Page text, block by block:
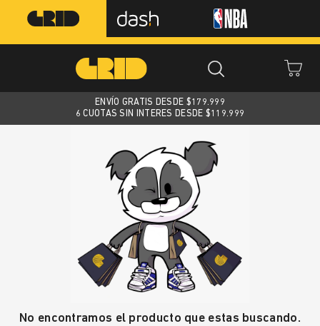
ENVÍO GRATIS DESDE $179.999
6 CUOTAS SIN INTERES DESDE $119.999
No encontramos el producto que estas buscando.